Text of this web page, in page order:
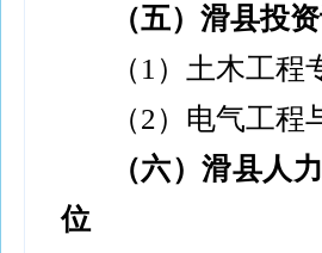
（五）滑县投
（ 1 ）土木工程
（2）电气工程
（六）滑县人
位